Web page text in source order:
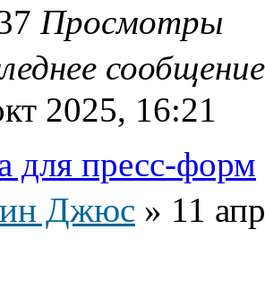
Просмотры
2025, 16:21
для пресс-форм
Джюс » 11